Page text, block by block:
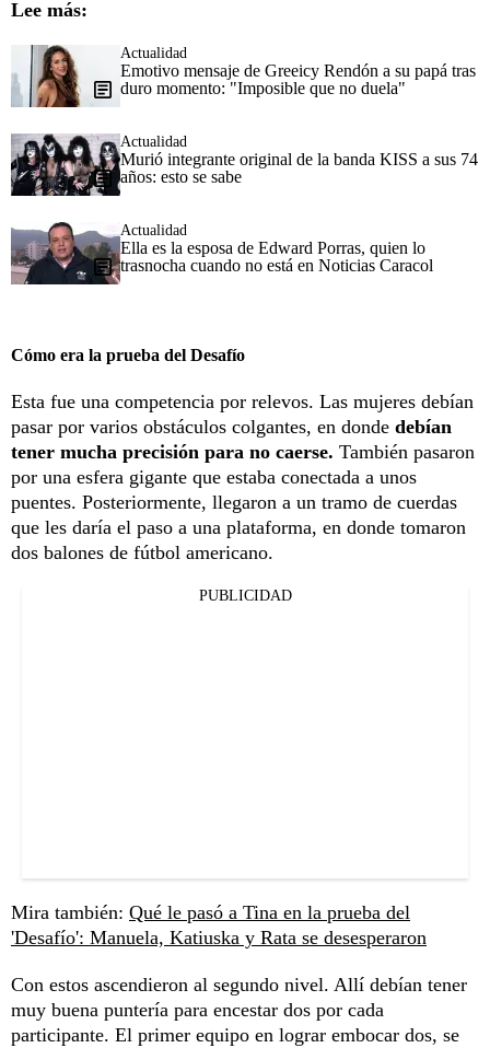
Lee más:
Actualidad
Emotivo mensaje de Greeicy Rendón a su papá tras
duro momento: "Imposible que no duela"
Actualidad
Murió integrante original de la banda KISS a sus 74
años: esto se sabe
Actualidad
Ella es la esposa de Edward Porras, quien lo
trasnocha cuando no está en Noticias Caracol
Cómo era la prueba del Desafío
Esta fue una competencia por relevos. Las mujeres debían
pasar por varios obstáculos colgantes, en donde debían
tener mucha precisión para no caerse. También pasaron
por una esfera gigante que estaba conectada a unos
puentes. Posteriormente, llegaron a un tramo de cuerdas
que les daría el paso a una plataforma, en donde tomaron
dos balones de fútbol americano.
PUBLICIDAD
Mira también: Qué le pasó a Tina en la prueba del
'Desafío': Manuela, Katiuska y Rata se desesperaron
Con estos ascendieron al segundo nivel. Allí debían tener
muy buena puntería para encestar dos por cada
participante. El primer equipo en lograr embocar dos, se